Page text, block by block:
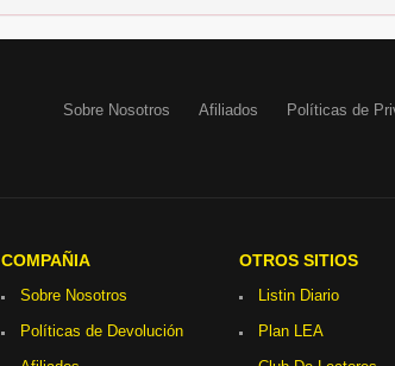
Sobre Nosotros Afiliados Políticas de
COMPAÑIA
Sobre Nosotros
Políticas de Devolución
OTROS SITIOS
Listin Diario
Plan LEA